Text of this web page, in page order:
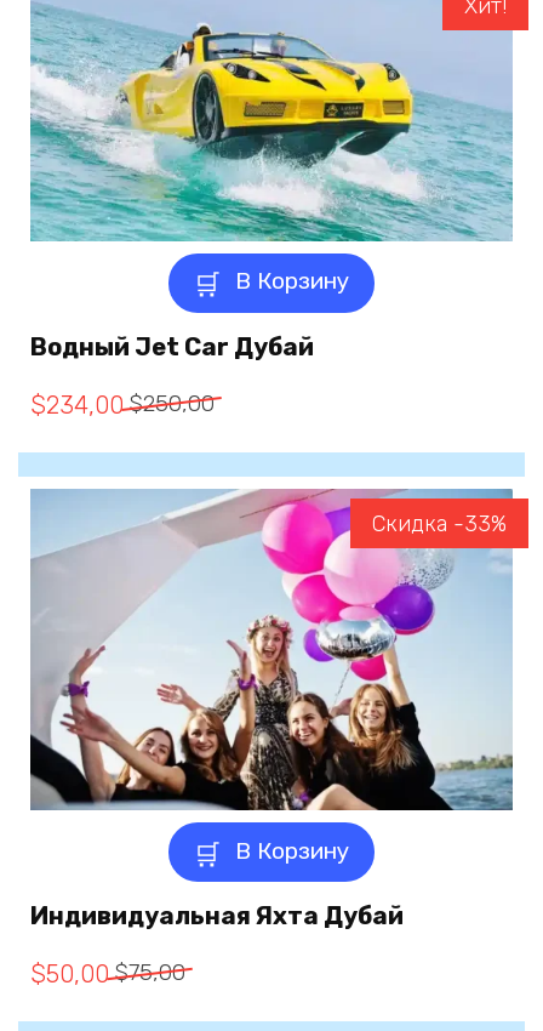
В Корзину
Хит!
Водный Jet Car Дубай
$250,00
Первоначальная
Цена
Составляла
$250,00.
$234,00
Текущая
Цена:
$234,00.
В Корзину
Скидка -33%
Индивидуальная Яхта Дубай
$75,00
Первоначальная
Цена
$50,00
Текущая
Цена: